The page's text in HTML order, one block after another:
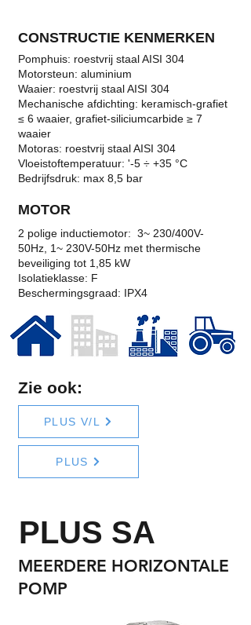
CONSTRUCTIE KENMERKEN
Pomphuis: roestvrij staal AISI 304
Motorsteun: aluminium
Waaier: roestvrij staal AISI 304
Mechanische afdichting: keramisch-grafiet
≤ 6 waaier, grafiet-siliciumcarbide ≥ 7
waaier
Motoras: roestvrij staal AISI 304
Vloeistoftemperatuur: '-5 ÷ +35 °C
Bedrijfsdruk: max 8,5 bar
MOTOR
2 polige inductiemotor: 3~ 230/400V-
50Hz, 1~ 230V-50Hz met thermische
beveiliging tot 1,85 kW
Isolatieklasse: F
Beschermingsgraad: IPX4
Zie ook:
PLUS V/L
PLUS
PLUS SA
MEERDERE HORIZONTALE
POMP